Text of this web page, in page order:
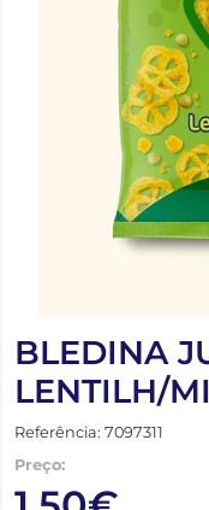
BLEDINA
LENTILH/
Referência: 7097311
Preço: